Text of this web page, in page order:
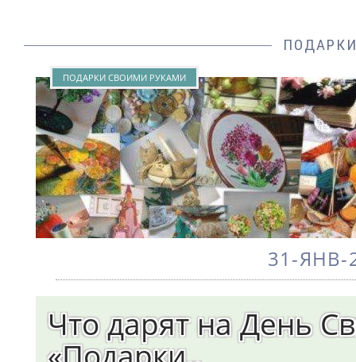
ПОДАРКИ СВОИМИ РУКАМИ
31-ЯНВ-
Что дарят на День